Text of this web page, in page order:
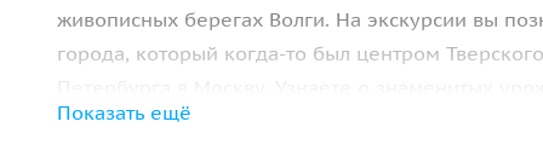
живописных берегах Волги. На экскурсии вы
города, который когда-то был центром
разных эпох.
Показать ещё